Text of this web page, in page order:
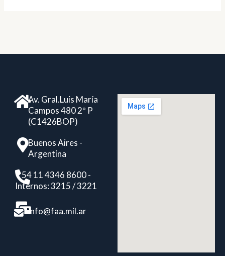
Av. Gral.Luis María
Campos 480 2º P
(C1426BOP)
Buenos Aires -
Argentina
+ 54 11 4346 8600 -
Internos: 3215 / 3221
info@faa.mil.ar